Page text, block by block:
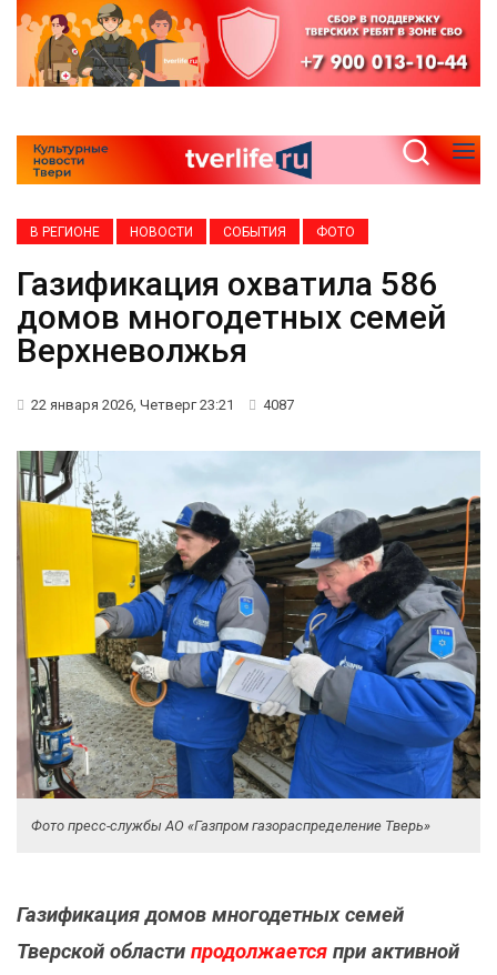
В РЕГИОНЕ НОВОСТИ СОБЫТИЯ ФОТО
Газификация охватила 586
домов многодетных семей
Верхневолжья
22 января 2026, Четверг 23:21 4087
Фото пресс-службы АО «Газпром газораспределение Тверь»
Газификация домов многодетных семей
Тверской области продолжается при активной